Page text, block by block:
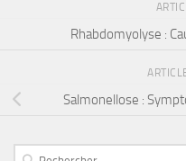
Rhabdomyolyse :
Salmonellose :
Rechercher :